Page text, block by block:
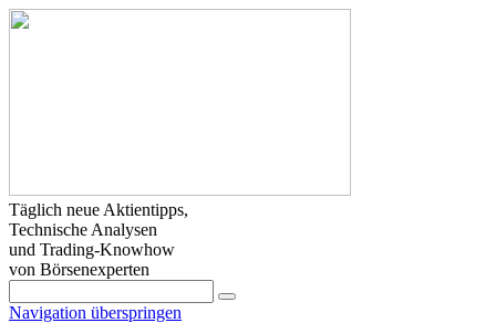
Täglich neue Aktientipps,
Technische Analysen
und Trading-Knowhow
von Börsenexperten
Navigation überspringen